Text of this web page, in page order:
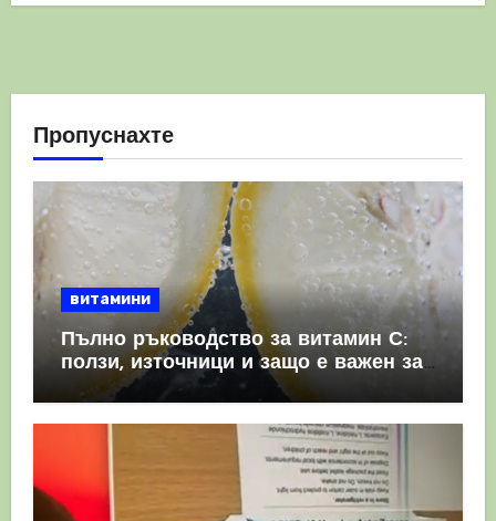
Пропуснахте
витамини
Пълно ръководство за витамин С:
ползи, източници и защо е важен за
имунната система